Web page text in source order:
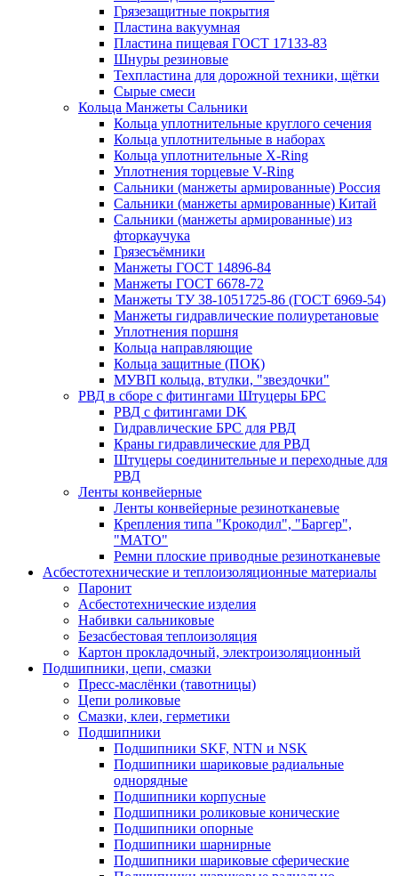
Грязезащитные покрытия
Пластина вакуумная
Пластина пищевая ГОСТ 17133-83
Шнуры резиновые
Техпластина для дорожной техники, щётки
Сырые смеси
Кольца Манжеты Сальники
Кольца уплотнительные круглого сечения
Кольца уплотнительные в наборах
Кольца уплотнительные Х-Ring
Уплотнения торцевые V-Ring
Сальники (манжеты армированные) Россия
Сальники (манжеты армированные) Китай
Сальники (манжеты армированные) из
фторкаучука
Грязесъёмники
Манжеты ГОСТ 14896-84
Манжеты ГОСТ 6678-72
Манжеты ТУ 38-1051725-86 (ГОСТ 6969-54)
Манжеты гидравлические полиуретановые
Уплотнения поршня
Кольца направляющие
Кольца защитные (ПОК)
МУВП кольца, втулки, "звездочки"
РВД в сборе с фитингами Штуцеры БРС
РВД с фитингами DK
Гидравлические БРС для РВД
Краны гидравлические для РВД
Штуцеры соединительные и переходные для
РВД
Ленты конвейерные
Ленты конвейерные резинотканевые
Крепления типа "Крокодил", "Баргер",
"МАТО"
Ремни плоские приводные резинотканевые
Асбестотехнические и теплоизоляционные материалы
Паронит
Асбестотехнические изделия
Набивки сальниковые
Безасбестовая теплоизоляция
Картон прокладочный, электроизоляционный
Подшипники, цепи, смазки
Пресс-маслёнки (тавотницы)
Цепи роликовые
Смазки, клеи, герметики
Подшипники
Подшипники SKF, NTN и NSK
Подшипники шариковые радиальные
однорядные
Подшипники корпусные
Подшипники роликовые конические
Подшипники опорные
Подшипники шарнирные
Подшипники шариковые сферические